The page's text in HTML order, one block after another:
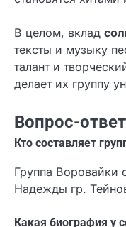
В целом, вклад
тексты и музыку
талант и
делает их группу
Вопрос-
Кто составляет
Группа Воровайки
Надежды гр.
Какая биография у